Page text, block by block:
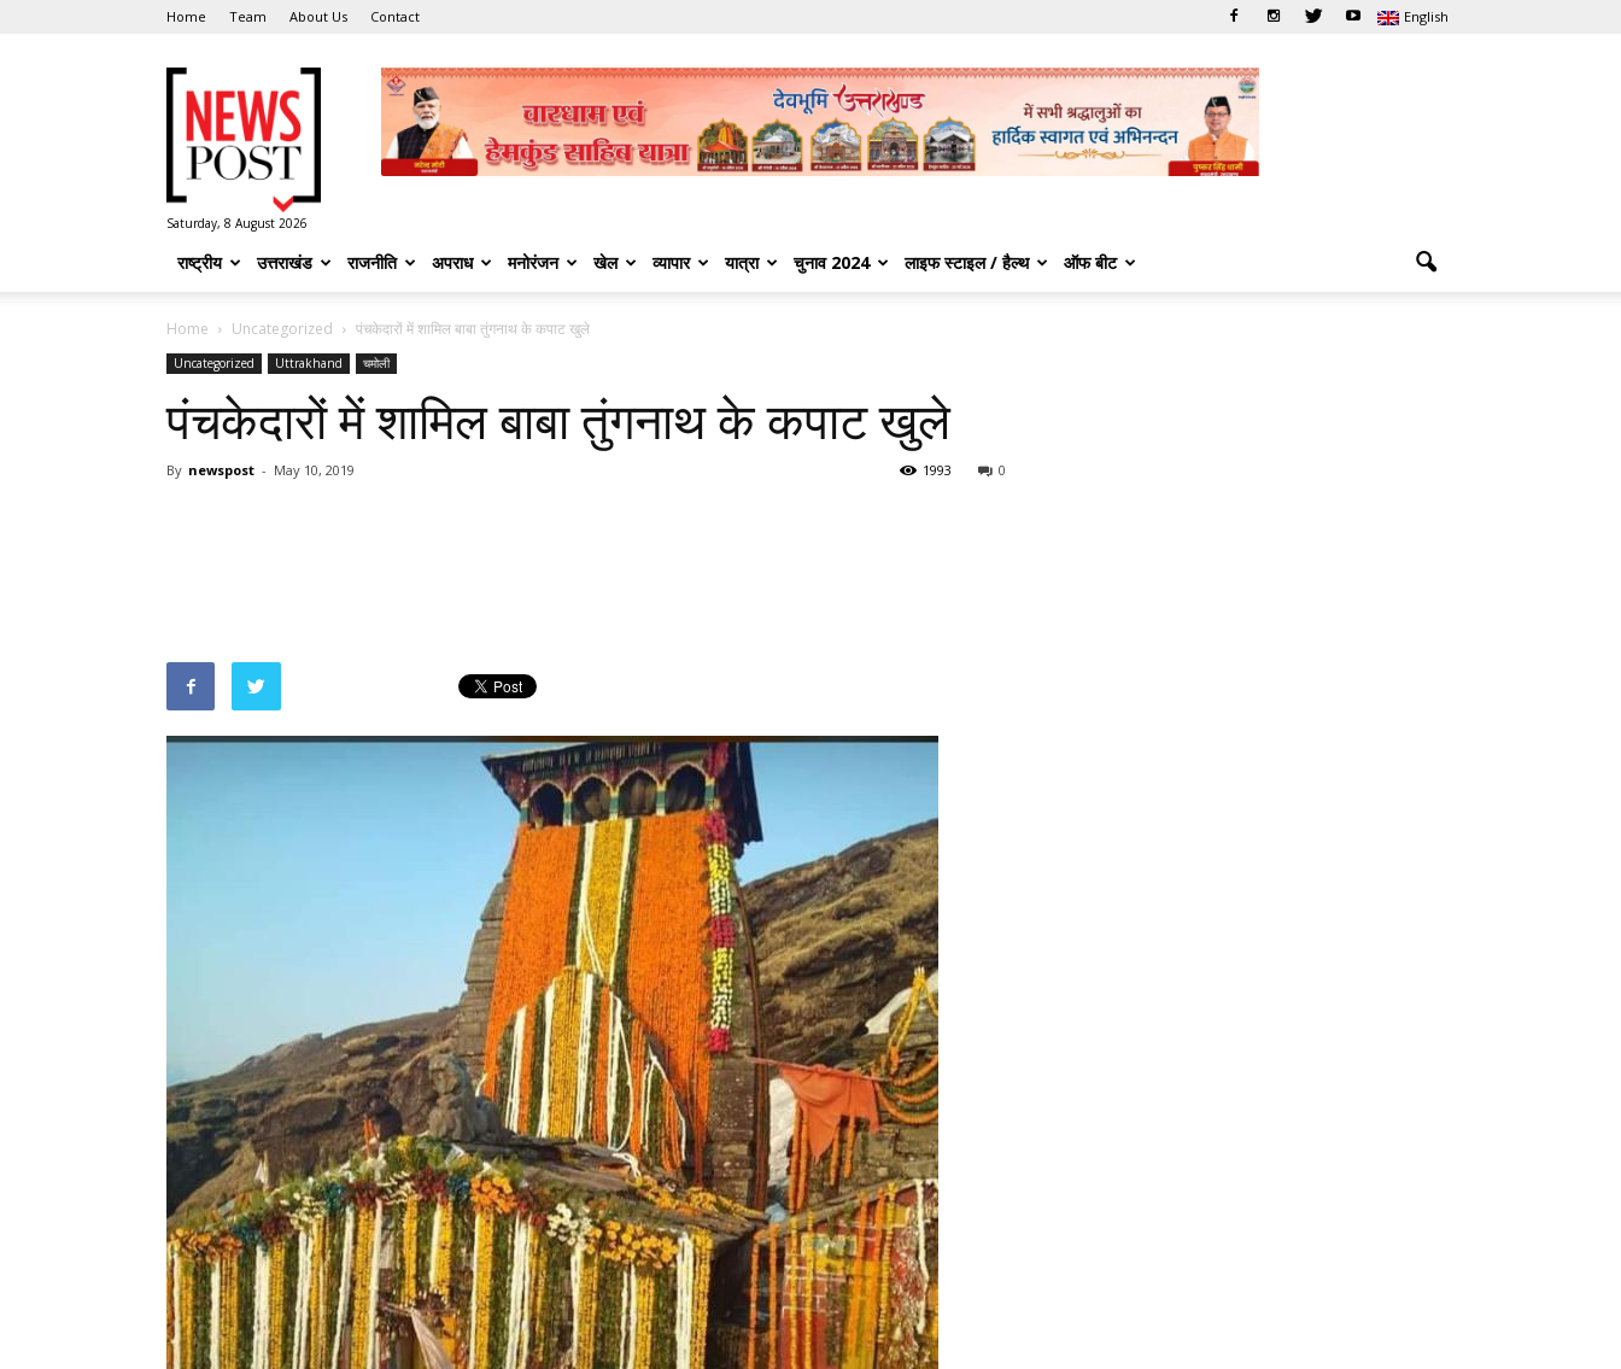
Home Team About Us Contact English
Post
Saturday, 8 August 2026
राष्ट्रीय उत्तराखंड राजनीति अपराध मनोरंजन खेल व्यापार यात्रा चुनाव 2024 लाइफ स्टाइल / हैल्थ ऑफ बीट
Home Uncategorized पंचकेदारों में शामिल बाबा तुंगनाथ के कपाट खुले
Uncategorized Uttrakhand चमोली
पंचकेदारों में शामिल बाबा तुंगनाथ के कपाट खुले
By newspost - May 10, 2019 0
1993